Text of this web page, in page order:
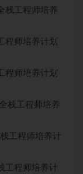
栈工程师培养
程师培养计划
程师培养计划
栈工程师培养
工程师培养计
程师培养计